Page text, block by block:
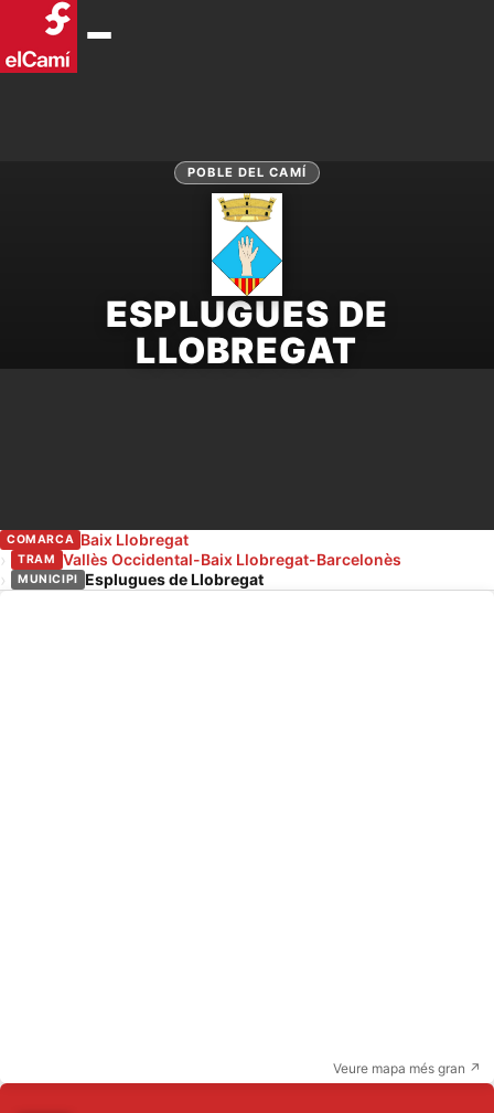
POBLE DEL CAMÍ
ESPLUGUES DE
LLOBREGAT
COMARCA Baix Llobregat
TRAM Vallès Occidental-Baix Llobregat-Barcelonès
MUNICIPI Esplugues de Llobregat
Veure mapa més gran ↗